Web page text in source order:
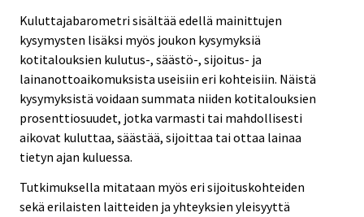
Kuluttajabarometri sisältää edellä mainittujen
kysymysten lisäksi myös joukon kysymyksiä
kotitalouksien kulutus-, säästö-, sijoitus- ja
lainanottoaikomuksista useisiin eri kohteisiin. Näistä
kysymyksistä voidaan summata niiden kotitalouksien
prosenttiosuudet, jotka varmasti tai mahdollisesti
aikovat kuluttaa, säästää, sijoittaa tai ottaa lainaa
tietyn ajan kuluessa.
Tutkimuksella mitataan myös eri sijoituskohteiden
sekä erilaisten laitteiden ja yhteyksien yleisyyttä